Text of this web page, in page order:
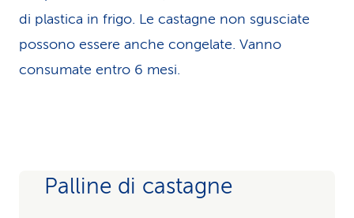
di plastica in frigo. Le castagne non sgusciate
possono essere anche congelate. Vanno
consumate entro 6 mesi.
Palline di castagne